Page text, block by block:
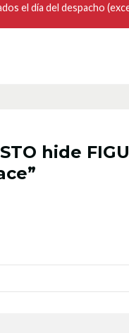
el día del despacho
hide